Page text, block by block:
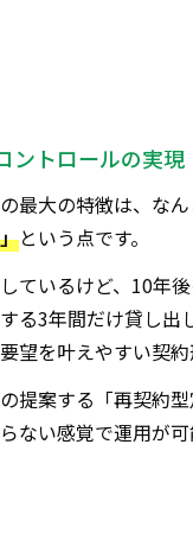
ントロールの実現
最大の特徴は、なん
という点です。
ているけど、10年
る3年間だけ貸し出
望を叶えやすい契約
提案する「再契約
ない感覚で運用が